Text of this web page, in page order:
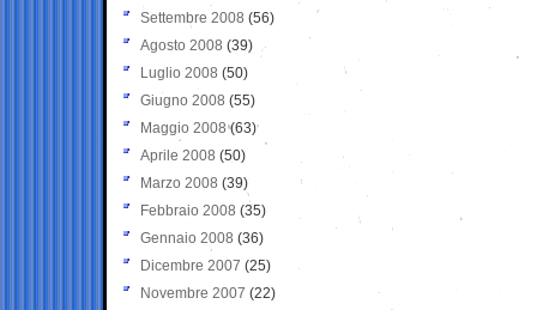
Settembre 2008 (56)
Agosto 2008 (39)
Luglio 2008 (50)
Giugno 2008 (55)
Maggio 2008(63)
Aprile 2008 (50)
Marzo 2008 (39)
Febbraio 2008 (35)
Gennaio 2008 (36)
Dicembre 2007 (25)
Novembre 2007 (22)